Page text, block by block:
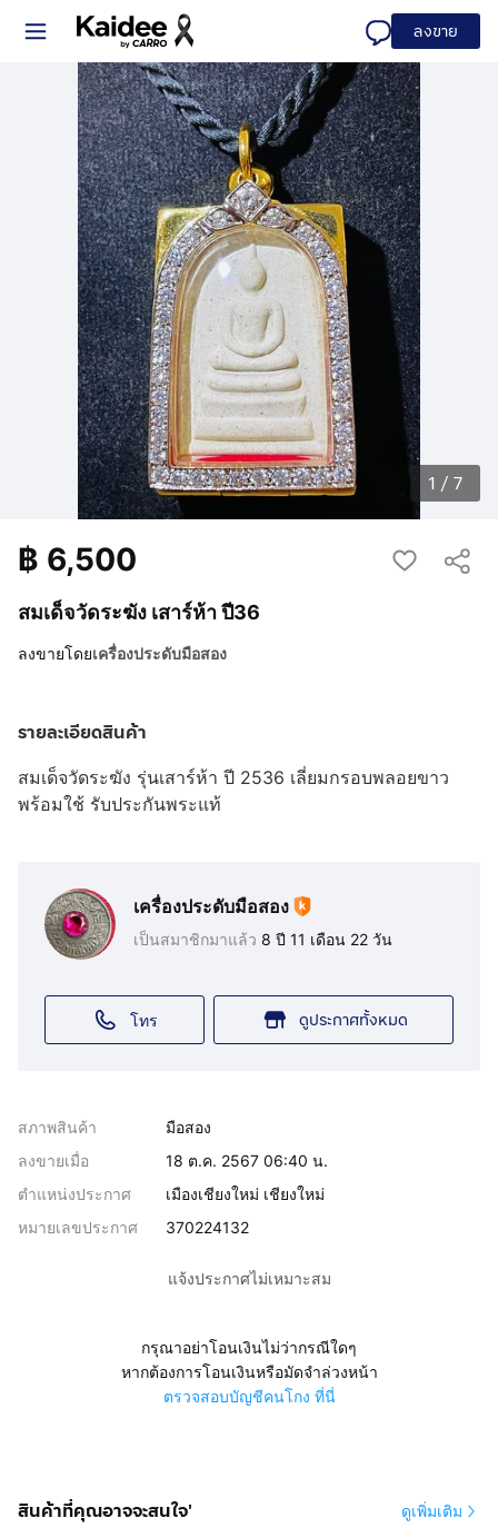
ลงขาย
1 / 7
สมเด็จวัดระฆัง เสาร์ห้า ปี36
฿ 6,500
ลงขายโดยเครื่องประดับมือสอง
รายละเอียดสินค้า
สมเด็จวัดระฆัง รุ่นเสาร์ห้า ปี 2536 เลี่ยมกรอบพลอยขาว
พร้อมใช้ รับประกันพระแท้
เครื่องประดับมือสอง
เป็นสมาชิกมาแล้ว 8 ปี 11 เดือน 22 วัน
โทร ดูประกาศทั้งหมด
สภาพสินค้า
มือสอง
ลงขายเมื่อ
18 ต.ค. 2567 06:40 น.
ตำแหน่งประกาศ
เมืองเชียงใหม่ เชียงใหม่
หมายเลขประกาศ
370224132
แจ้งประกาศไม่เหมาะสม
กรุณาอย่าโอนเงินไม่ว่ากรณีใดๆ
หากต้องการโอนเงินหรือมัดจำล่วงหน้า
ตรวจสอบบัญชีคนโกง ที่นี่
สินค้าที่คุณอาจจะสนใจ' ดูเพิ่มเติม